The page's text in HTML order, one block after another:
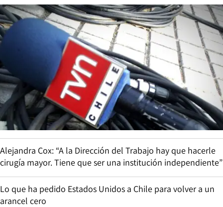
Alejandra Cox: “A la Dirección del Trabajo hay que hacerle
cirugía mayor. Tiene que ser una institución independiente”
Lo que ha pedido Estados Unidos a Chile para volver a un
arancel cero